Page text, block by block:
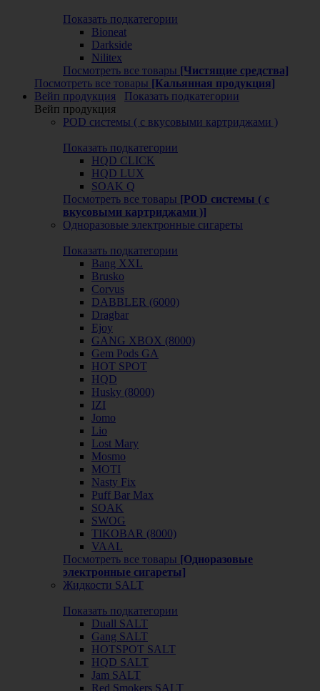
Показать подкатегории
Bioneat
Darkside
Nilitex
Посмотреть все товары [Чистящие средства]
Посмотреть все товары [Кальянная продукция]
Вейп продукция
Показать подкатегории
Вейп продукция
POD системы ( с вкусовыми картриджами )
Показать подкатегории
HQD CLICK
HQD LUX
SOAK Q
Посмотреть все товары [POD системы ( с
вкусовыми картриджами )]
Одноразовые электронные сигареты
Показать подкатегории
Bang XXL
Brusko
Corvus
DABBLER (6000)
Dragbar
Ejoy
GANG XBOX (8000)
Gem Pods GA
HOT SPOT
HQD
Husky (8000)
IZI
Jomo
Lio
Lost Mary
Mosmo
MOTI
Nasty Fix
Puff Bar Max
SOAK
SWOG
TIKOBAR (8000)
VAAL
Посмотреть все товары [Одноразовые
электронные сигареты]
Жидкости SALT
Показать подкатегории
Duall SALT
Gang SALT
HOTSPOT SALT
HQD SALT
Jam SALT
Red Smokers SALT